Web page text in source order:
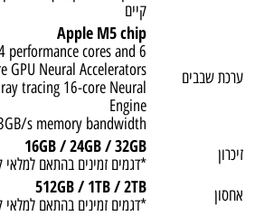
קיים
ערכת שבבים
Apple M5 chip
performance cores and 6
GPU Neural Accelerators
tracing 16-core Neural
Engine
s memory bandwidth
זיכרון
16GB / 24GB / 32GB
*דגמים זמינים בהתאם למלאי
אחסון
512GB / 1TB / 2TB
*דגמים זמינים בהתאם למלאי